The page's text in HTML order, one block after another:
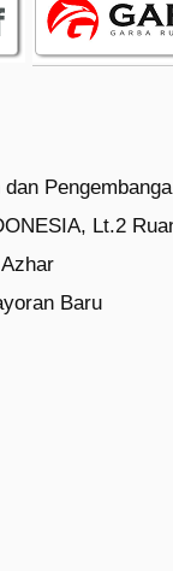
Lt.2
Baru